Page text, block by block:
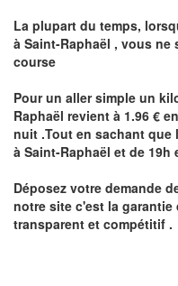
La plupart du temps,
à Saint-Raphaël , vous ne
course
Pour un aller simple un
Raphaël revient à 1.96 €
nuit .Tout en sachant
à Saint-Raphaël et de 19h
Déposez votre demande
notre site c'est la garantie
transparent et compétitif .